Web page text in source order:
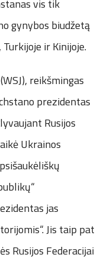
vis tik
gynybos biudžetą
ir Kinijoje.
reikšmingas
prezidentas
Rusijos
Ukrainos
jas
Jis taip pat
Rusijos Federacijai